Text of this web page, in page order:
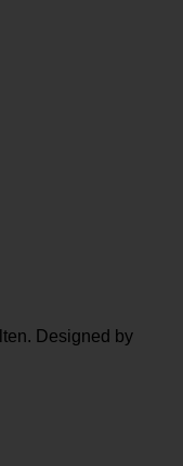
Designed by